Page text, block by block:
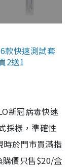
款快速測試套
2送1
新冠病毒快速
採樣，準確性
於門市買滿指
購價只售$20/盒